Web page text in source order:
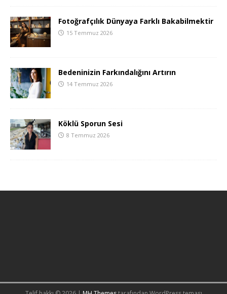
Fotoğrafçılık Dünyaya Farklı Bakabilmektir
15 Temmuz 2026
Bedeninizin Farkındalığını Artırın
14 Temmuz 2026
Köklü Sporun Sesi
8 Temmuz 2026